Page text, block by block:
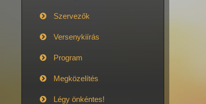
Szervezők
Versenykiírás
Program
Megközelítés
Légy önkéntes!